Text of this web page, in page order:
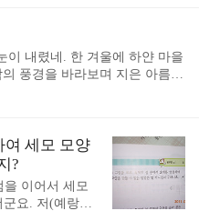
일예랑이 8살
이 내렸네. 한 겨울에 하얀 마을
풍경을 바라보며 지은 아름다
여 세모 모양
?
이어서 세모
요. 저(예랑아